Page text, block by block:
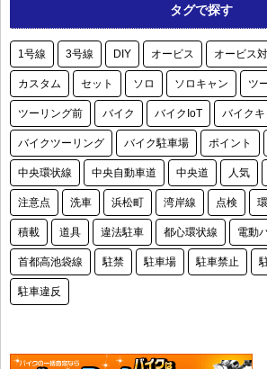
タグで探す
1号線 3号線 DIY オービス オービス
カスタム セット ソロ ソロキャン ツ
ツーリング前 バイク バイクIoT バイク
バイクツーリング バイク駐車場 ポイント
中央環状線 中央自動車道 中央道 人気
注意点 洗車 浜松町 湾岸線 点検
積載 道具 違法駐車 都心環状線 電動
首都高池袋線 駐禁 駐車場 駐車禁止
駐車違反